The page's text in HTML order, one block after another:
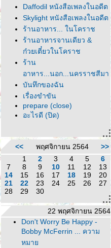
Daffodil หนังสือเพลงในอดีต
Skylight หนังสือเพลงในอดีต
ร้านอาหาร... ในโคราช
ร้านอาหารจานเดียว &
ก๋วยเตี๋ยวในโคราช
ร้าน
อาหาร...นอก...นครราชสีมา
บันทึกของฉัน
เรื่องขำขัน
prepare (close)
อะไรดี (ปิด)
<< พฤศจิกายน 2564
>>
1
2 3 4 5
6
7
8 9 10 11 12
13
14
15 16 17 18 19
20
21
22 23 24 25 26
27
28
29 30
22 พฤศจิกายน 2564
Don't Worry Be Happy -
Bobby McFerrin ... ความ
หมา